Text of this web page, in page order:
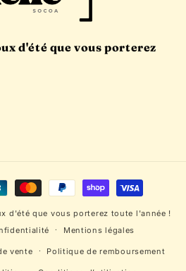
d'été que vous porterez
d'été que vous porterez toute l'année !
Mentions légales
vente Politique de remboursement